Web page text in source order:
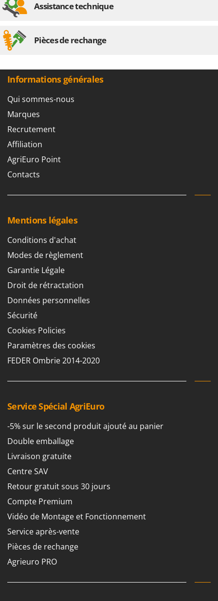
Assistance technique
Pièces de rechange
Informations générales
Qui sommes-nous
Marques
Recrutement
Affiliation
AgriEuro Point
Contacts
Mentions légales
Conditions d'achat
Modes de règlement
Garantie Légale
Droit de rétractation
Données personnelles
Sécurité
Cookies Policies
Paramètres des cookies
FEDER Ombrie 2014-2020
Service Spécial AgriEuro
-5% sur le second produit ajouté au panier
Double emballage
Livraison gratuite
Centre SAV
Retour gratuit sous 30 jours
Compte Premium
Vidéo de Montage et Fonctionnement
Service après-vente
Pièces de rechange
Agrieuro PRO